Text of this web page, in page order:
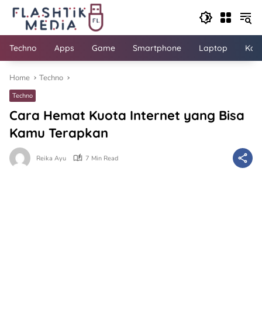
Skip
content
Techno Apps Game Smartphone Laptop
Home Techno
Techno
Cara Hemat Kuota Internet yang Bisa
Kamu Terapkan
Reika Ayu 7 Min Read